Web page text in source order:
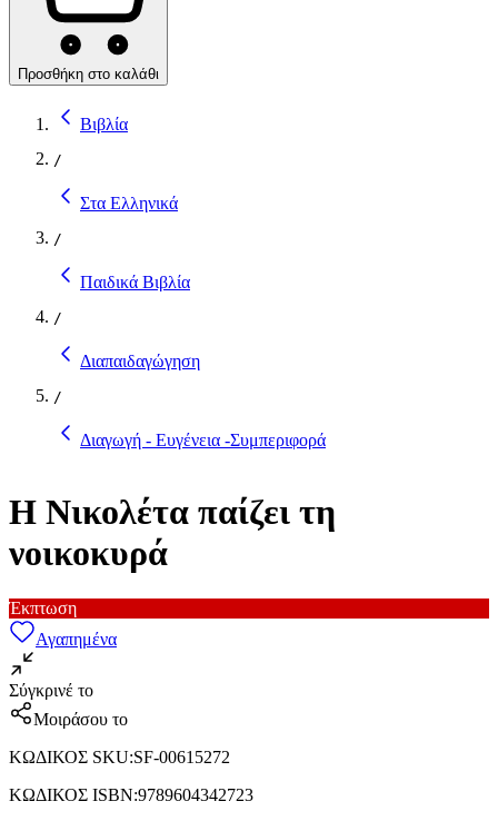
Προσθήκη στο καλάθι
Βιβλία
/
Στα Ελληνικά
/
Παιδικά Βιβλία
/
Διαπαιδαγώγηση
/
Διαγωγή - Ευγένεια -Συμπεριφορά
Η Νικολέτα παίζει τη
νοικοκυρά
Έκπτωση
Αγαπημένα
Σύγκρινέ το
Μοιράσου το
ΚΩΔΙΚΟΣ SKU:SF-00615272
ΚΩΔΙΚΟΣ ISBN:9789604342723